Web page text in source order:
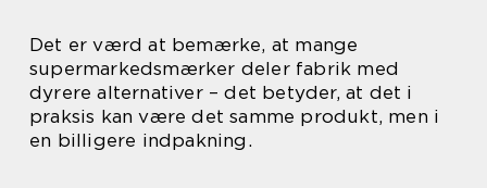
Det er værd at bemærke, at mange
supermarkedsmærker deler fabrik med
dyrere alternativer – det betyder, at det i
praksis kan være det samme produkt, men i
en billigere indpakning.